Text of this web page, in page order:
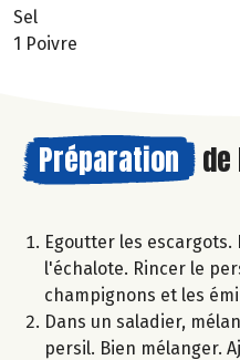
Sel
1 Poivre
Préparation
Egoutter les
l'échalote. Rincer le
champignons et les
Dans un saladier,
persil. Bien mélanger.